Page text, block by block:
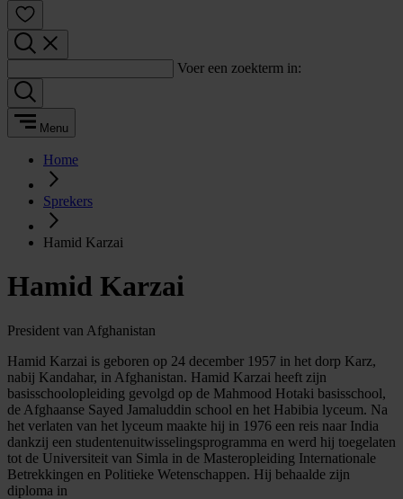
Voer een zoekterm in:
Menu
Home
Sprekers
Hamid Karzai
Hamid Karzai
President van Afghanistan
Hamid Karzai is geboren op 24 december 1957 in het dorp Karz,
nabij Kandahar, in Afghanistan. Hamid Karzai heeft zijn
basisschoolopleiding gevolgd op de Mahmood Hotaki basisschool,
de Afghaanse Sayed Jamaluddin school en het Habibia lyceum. Na
het verlaten van het lyceum maakte hij in 1976 een reis naar India
dankzij een studentenuitwisselingsprogramma en werd hij toegelaten
tot de Universiteit van Simla in de Masteropleiding Internationale
Betrekkingen en Politieke Wetenschappen. Hij behaalde zijn
diploma in